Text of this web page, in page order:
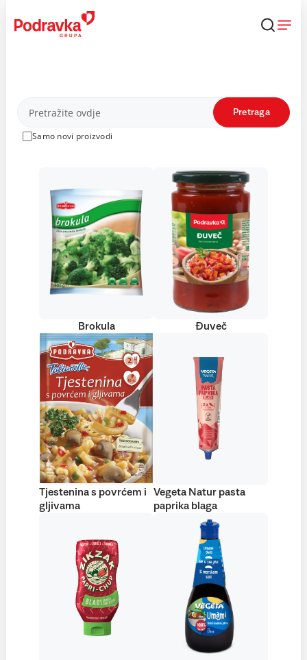
content
Proizvodi
Samo novi proizvodi
Pretraga
Brokula Đuveč
Tjestenina s povrćem i
gljivama
Vegeta Natur pasta
paprika blaga